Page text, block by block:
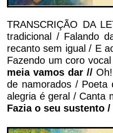
TRANSCRIÇÃO DA
tradicional / Falando
recanto sem igual / E
Fazendo um coro vocal
meia vamos dar //
de namorados / Poeta
alegria é geral / Canta
Fazia o seu sustento